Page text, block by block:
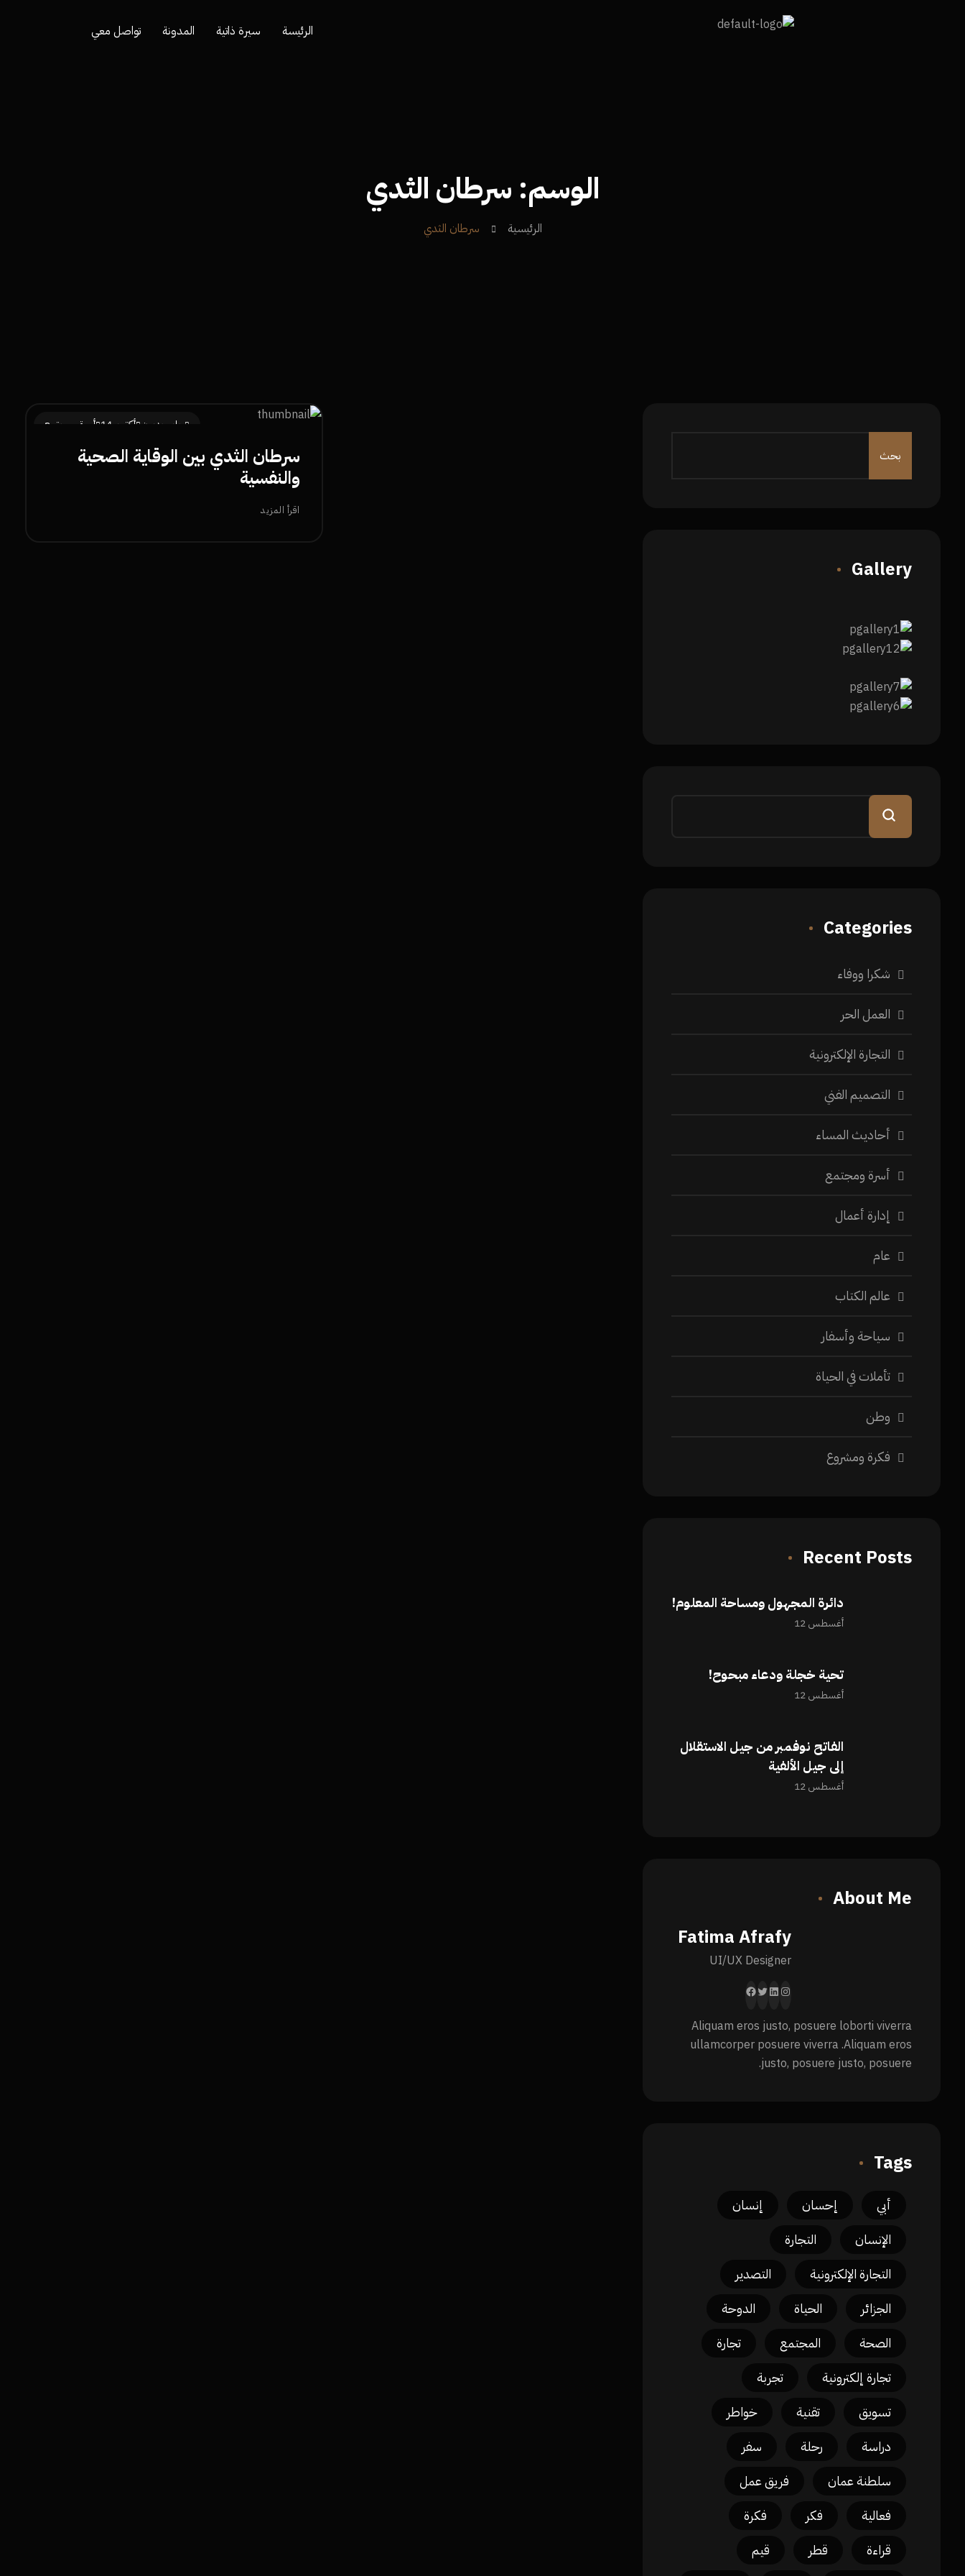
الرئيسة سيرة ذاتية المدونة تواصل معي
الوسم: سرطان الثدي
الرئيسية سرطان الثدي
Gallery
Categories
شكرا ووفاء
العمل الحر
التجارة الإلكترونية
التصميم الفني
أحاديث المساء
أسرة ومجتمع
إدارة أعمال
عام
عالم الكتاب
سياحة وأسفار
تأملات في الحياة
وطن
فكرة ومشروع
Recent Posts
دائرة المجهول ومساحة المعلوم!
أغسطس 12
تحية خجلة ودعاء مبحوح!
أغسطس 12
الفاتح نوفمبر من جيل الاستقلال
إلى جيل الألفية
أغسطس 12
About Me
Fatima Afrafy
UI/UX Designer
Aliquam eros justo, posuere loborti viverra
ullamcorper posuere viverra .Aliquam eros
justo, posuere justo, posuere.
Tags
أبي إحسان
إنسان
الإنسان
التجارة
التجارة الإلكترونية
التصدير
الجزائر
الحياة
الدوحة
الصحة
المجتمع
تجارة
تجارة إلكترونية
تجربة
تسويق
تقنية
خواطر
دراسة
رحلة
سفر
سلطنة عمان
فريق عمل
فعالية
فكر
فكرة
قراءة
قطر
قيم
جابر حدبون أكتوبر 14 أسرة ومجتمع
سرطان الثدي بين الوقاية الصحية
والنفسية
اقرأ المزيد